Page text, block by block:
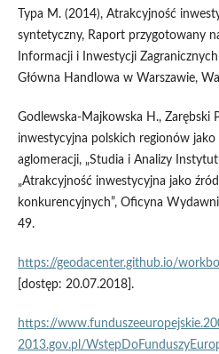
Typa M. (2014), Atrakcyjność
syntetyczny, Raport przygotowany
Informacji i Inwestycji
Główna Handlowa w Warszawie,
Godlewska‑Majkowska H., Zarębski
inwestycyjna polskich regionów
aglomeracji, „Studia i Analizy
„Atrakcyjność inwestycyjna jako
konkurencyjnych”, Oficyna
49.
https://geodacenter.github.io/
[dostęp: 20.07.2018].
https://
2013.gov.pl/